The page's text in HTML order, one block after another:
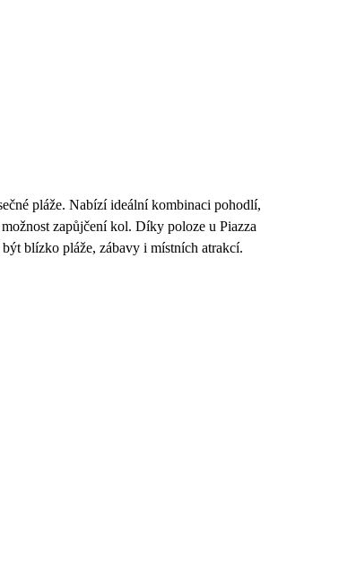
pláže. Nabízí ideální kombinaci pohodlí,
zapůjčení kol. Díky poloze u Piazza
blízko pláže, zábavy i místních atrakcí.